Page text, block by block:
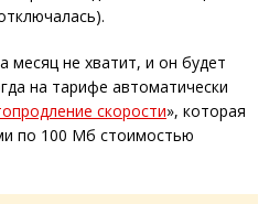
месяц не хватит, и он будет
на тарифе автоматически
скорости», которая
по 100 Мб стоимостью